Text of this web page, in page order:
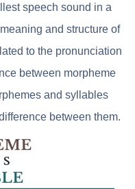
speech sound in a
and structure of
to the pronunciation
between morpheme
and syllables
between them.